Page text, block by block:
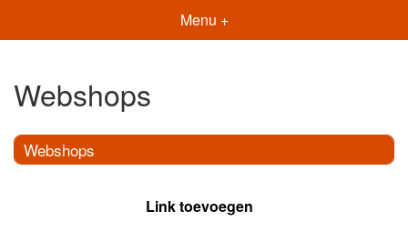
Menu +
Webshops
Webshops
Link toevoegen